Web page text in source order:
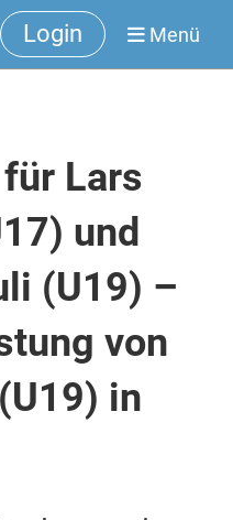
Login Menü
Lars
und
(U19) –
von
in